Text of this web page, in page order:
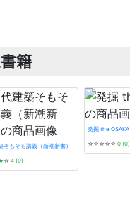
籍
そもそも講義（新潮新書）
☆ 4 (9)
発掘 the OSAKA
☆☆☆☆☆ 0 (0)